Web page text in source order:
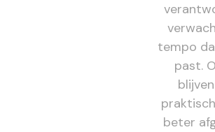
tempo
past.
beter